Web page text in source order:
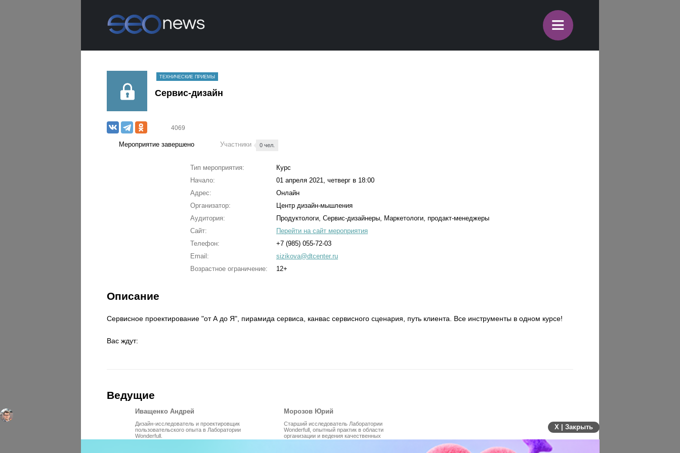
≡
ТЕХНИЧЕСКИЕ ПРИЕМЫ
Сервис-дизайн
4069
Мероприятие завершено Участники 0 чел.
Тип мероприятия:
Курс
Начало:
01 апреля 2021, четверг в 18:00
Адрес:
Онлайн
Организатор:
Центр дизайн-мышления
Аудитория:
Продуктологи, Сервис-дизайнеры, Маркетологи, продакт-менеджеры
Сайт:
Перейти на сайт мероприятия
Телефон:
+7 (985) 055-72-03
Email:
sizikova@dtcenter.ru
Возрастное ограничение:
12+
Описание
Сервисное проектирование "от А до Я", пирамида сервиса, канвас сервисного сценария, путь клиента. Все инструменты в одном курсе!
Вас ждут:
Ведущие
Иващенко Андрей
Дизайн-исследователь и проектировщик
пользовательского опыта в Лаборатории
Wonderfull.
Морозов Юрий
Старший исследователь Лаборатории
Wonderfull, опытный практик в области
организации и ведения качественных
исследовательских проектов, эксперт и
X | Закрыть